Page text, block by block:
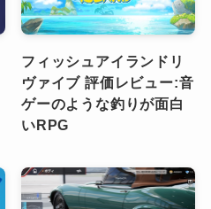
フィッシュアイランドリ
ヴァイブ 評価レビュー:音
ゲーのような釣りが面白
いRPG